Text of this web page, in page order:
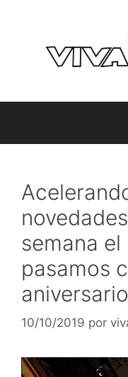
contenido
semana
pasamos
10/10/2019 por